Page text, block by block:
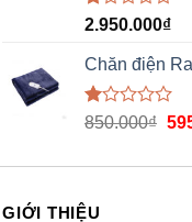
Được
hạng
1.00
5
2.950.000₫
Chăn điện
Được
1.00
sao
850.000₫
GIỚI THIỆU